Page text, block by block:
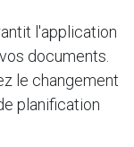
l'application
documents.
le changement
planification